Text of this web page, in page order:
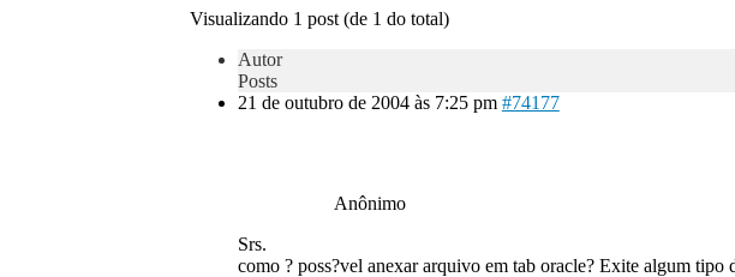
Visualizando 1 post (de 1 do total)
Autor
Posts
21 de outubro de 2004 às 7:25 pm #74177
Anônimo
Srs.
como ? poss?vel anexar arquivo em tab oracle? Exite algum tipo